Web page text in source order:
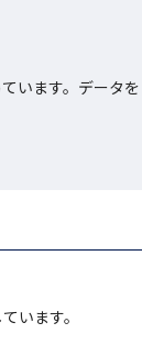
います。データを
います。